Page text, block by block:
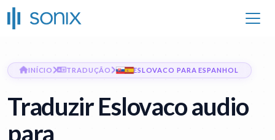
INÍCIO TRADUÇÃO ESLOVACO PARA ESPANHOL
Traduzir Eslovaco audio
para